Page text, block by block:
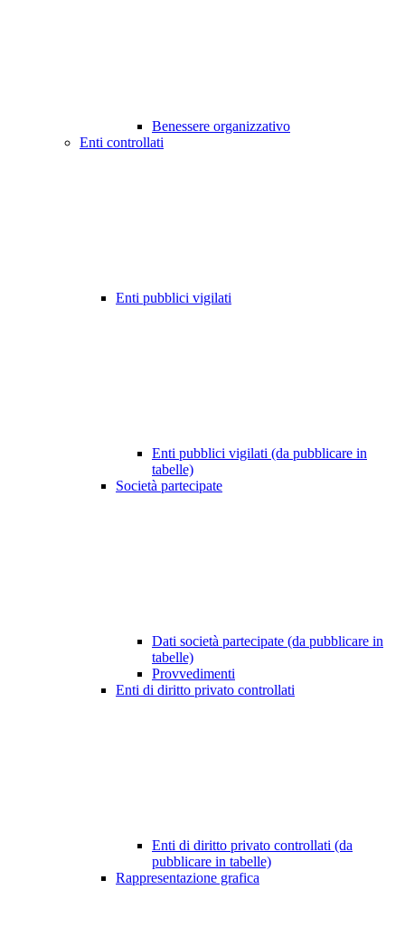
Benessere organizzativo
Enti controllati
Enti pubblici vigilati
Enti pubblici vigilati (da pubblicare in
tabelle)
Società partecipate
Dati società partecipate (da pubblicare in
tabelle)
Provvedimenti
Enti di diritto privato controllati
Enti di diritto privato controllati (da
pubblicare in tabelle)
Rappresentazione grafica